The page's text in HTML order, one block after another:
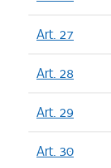
Art. 27
Art. 28
Art. 29
Art. 30